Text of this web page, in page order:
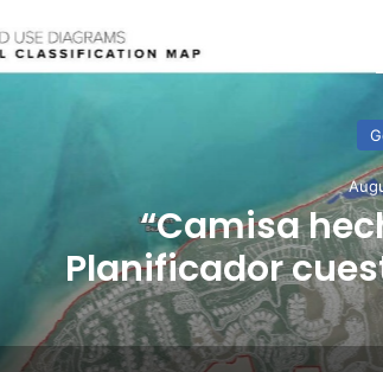
“Camisa
Planificador
consulta de